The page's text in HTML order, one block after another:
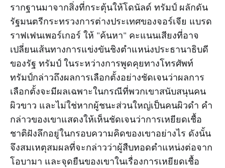
รากฐานมาจากสิ่งที่กระตุ้นให้โดนัลด์ ทรัมป์ ผลักดัน
รัฐมนตรีกระทรวงการต่างประเทศของจอร์เจีย แบรด
ราฟเฟนเพอร์เกอร์ ให้ "ค้นหา" คะแนนเสียงที่อาจ
เปลี่ยนเส้นทางการแข่งขันชิงตำแหน่งประธานาธิบดี
ของรัฐ ทรัมป์ ในระหว่างการพูดคุยทางโทรศัพท์
ทรัมป์กล่าวถึงผลการเลือกตั้งอย่างชัดเจนว่าผลการ
เลือกตั้งจะมีผลเฉพาะในกรณีที่พวกเขาสนับสนุนคน
ผิวขาว และไม่ใช่หากผู้ชนะส่วนใหญ่เป็นคนผิวดำ คำ
กล่าวของเขาแสดงให้เห็นชัดเจนว่าการเหยียดเชื้อ
ชาติฝังลึกอยู่ในกรอบความคิดของเขาอย่างไร ดังนั้น
จึงสมเหตุสมผลที่จะกล่าวว่าผู้สืบทอดตำแหน่งต่อจาก
โอบามา และจุดยืนของเขาในเรื่องการเหยียดเชื้อ